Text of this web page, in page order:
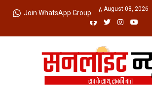
Saturday, August 08, 2026
Join WhatsApp Group